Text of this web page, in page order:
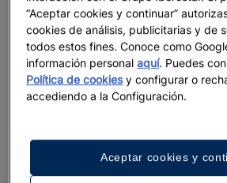
de Kotor que fue declarada Patrimonio
UNESCO en 1979.
Montenegro es un importante destino
Mediterráneo para Grupo Iberostar.
contamos actualmente con 4 hoteles
“Aceptar cookies y continuar”
cookies de análisis, publicitarias y de
todos estos fines. Conoce como
información personalaquí. Puedes
Política de cookiesy configurar o
accediendo a la Configuración.
Aceptar cookies y